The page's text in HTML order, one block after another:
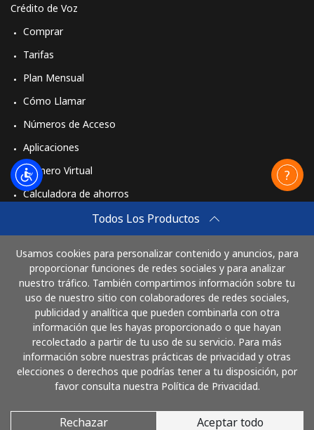
Todos Los Productos
Usamos cookies para personalizar contenido y anuncios, para
proporcionar funciones de redes sociales y para analizar
nuestro tráfico. También compartimos información sobre tu
uso de nuestro sitio con colaboradores de redes sociales,
publicidad y analítica que pueden combinarla con otra
información que les hayas proporcionado o que hayan
recolectado a partir de tu uso de su servicio. Para más
información sobre nuestras prácticas de privacidad y otras
elecciones o derechos que podrías tener a tu disposición, por
favor consulta nuestra Política de Privacidad.
Rechazar Aceptar todo
Crédito de Voz
Comprar
Tarifas
Plan Mensual
Cómo Llamar
Números de Acceso
Aplicaciones
Número Virtual
Calculadora de ahorros
Comprar
Cómo funciona
Paga con
© 2026 LlamaElSalvador